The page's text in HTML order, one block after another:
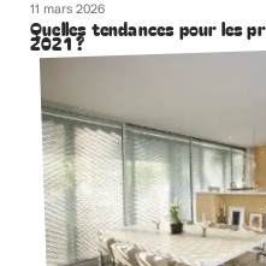
11 mars 2026
Quelles tendances pour les
2021 ?